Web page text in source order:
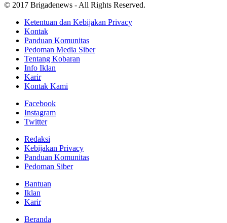
© 2017 Brigadenews - All Rights Reserved.
Ketentuan dan Kebijakan Privacy
Kontak
Panduan Komunitas
Pedoman Media Siber
Tentang Kobaran
Info Iklan
Karir
Kontak Kami
Facebook
Instagram
Twitter
Redaksi
Kebijakan Privacy
Panduan Komunitas
Pedoman Siber
Bantuan
Iklan
Karir
Beranda